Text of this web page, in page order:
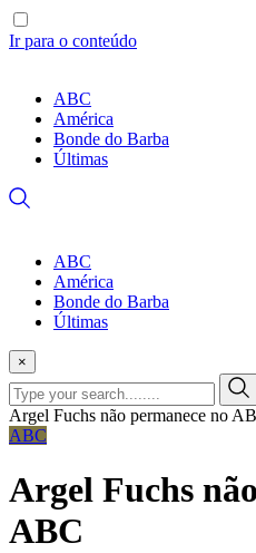
Ir para o conteúdo
ABC
América
Bonde do Barba
Últimas
ABC
América
Bonde do Barba
Últimas
×
Argel Fuchs não permanece no
ABC
Argel Fuchs
ABC